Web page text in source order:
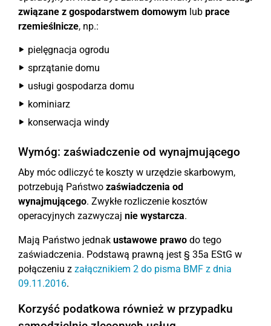
związane z gospodarstwem domowym lub prace
rzemieślnicze, np.:
pielęgnacja ogrodu
sprzątanie domu
usługi gospodarza domu
kominiarz
konserwacja windy
Wymóg: zaświadczenie od wynajmującego
Aby móc odliczyć te koszty w urzędzie skarbowym,
potrzebują Państwo zaświadczenia od
wynajmującego. Zwykłe rozliczenie kosztów
operacyjnych zazwyczaj nie wystarcza.
Mają Państwo jednak ustawowe prawo do tego
zaświadczenia. Podstawą prawną jest § 35a EStG w
połączeniu z załącznikiem 2 do pisma BMF z dnia
09.11.2016.
Korzyść podatkowa również w przypadku